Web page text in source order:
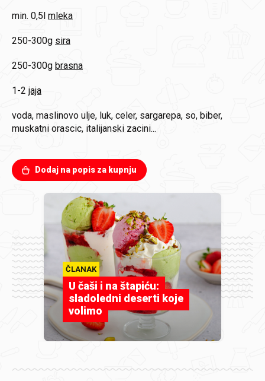
min. 0,5l mleka
250-300g sira
250-300g brasna
1-2 jaja
voda, maslinovo ulje, luk, celer, sargarepa, so, biber,
muskatni orascic, italijanski zacini...
Dodaj na popis za kupnju
ČLANAK
U čaši i na štapiću:
sladoledni deserti koje
volimo